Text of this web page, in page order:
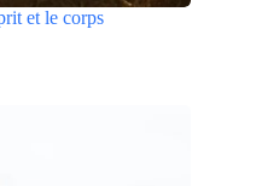
et le corps